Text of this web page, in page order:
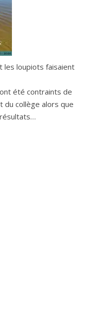
les loupiots faisaient
été contraints de
du collège alors que